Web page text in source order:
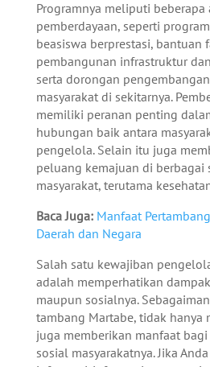
Programnya meliputi beberapa
pemberdayaan, seperti
beasiswa berprestasi, bantuan
pembangunan infrastruktur
serta dorongan
masyarakat di sekitarnya.
memiliki peranan penting
hubungan baik antara
pengelola. Selain itu juga
peluang kemajuan di berbagai
masyarakat, terutama
Baca Juga: Manfaat
Daerah dan Negara
Salah satu kewajiban
adalah memperhatikan
maupun sosialnya.
tambang Martabe, tidak hanya
juga memberikan manfaat
sosial masyarakatnya. Jika